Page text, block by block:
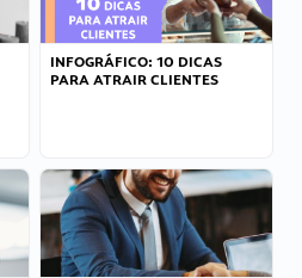
INFOGRÁFICO: 10 DICAS
PARA ATRAIR CLIENTES